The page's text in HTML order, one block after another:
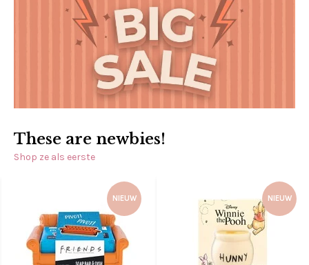
These are newbies!
Shop ze als eerste
NIEUW NIEUW